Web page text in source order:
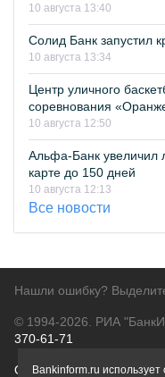
10 августа 13:40
Солид Банк запустил
10 августа 13:34
Центр уличного
соревнования
10 августа 12:50
Альфа-Банк увеличил
карте до 150 дней
10 августа 12:13
Все новости
Нашли ошибку?
© 1994-2026. РИА
370-61-71
О проектеПолитика
Bankinform.ru использует